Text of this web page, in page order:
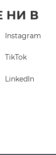
НИ В
Instagram
TikTok
LinkedIn